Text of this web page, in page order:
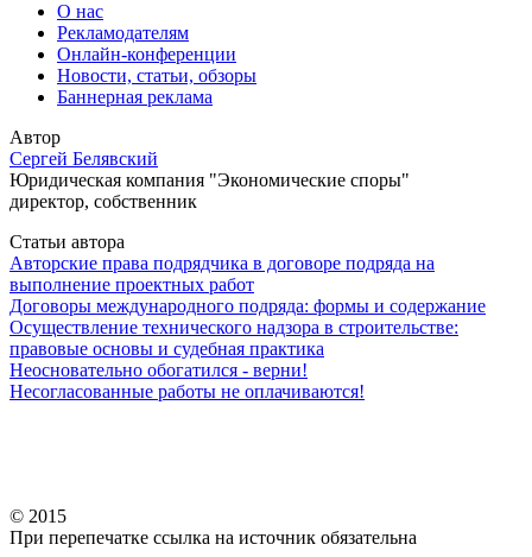
О нас
Рекламодателям
Онлайн-конференции
Новости, статьи, обзоры
Баннерная реклама
Автор
Сергей Белявский
Юридическая компания "Экономические споры"
директор, собственник
Статьи автора
Авторские права подрядчика в договоре подряда на
выполнение проектных работ
Договоры международного подряда: формы и содержание
Осуществление технического надзора в строительстве:
правовые основы и судебная практика
Неосновательно обогатился - верни!
Несогласованные работы не оплачиваются!
© 2015
При перепечатке ссылка на источник обязательна